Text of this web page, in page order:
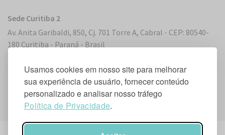
Usamos cookies em nosso site para melhorar
sua experiência de usuário, fornecer conteúdo
personalizado e analisar nosso tráfego
Política de Privacidade.
Sede Curitiba 2
Av. Anita Garibaldi, 850, Cj. 701 Torre A, Cabral - CEP: 80540-
180 Curitiba - Paraná - Brasil
Sede Miami, Flórida
2 S. Biscayne Boulevard, Suite 2450 - Miami, FL 33131, EUA